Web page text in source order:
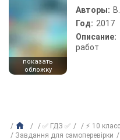
показать
обложку
Авторы:
Год: 2017
Описание:
работ
✅ ГДЗ ✅ ⚡ 10
Завдання для самоперевірки